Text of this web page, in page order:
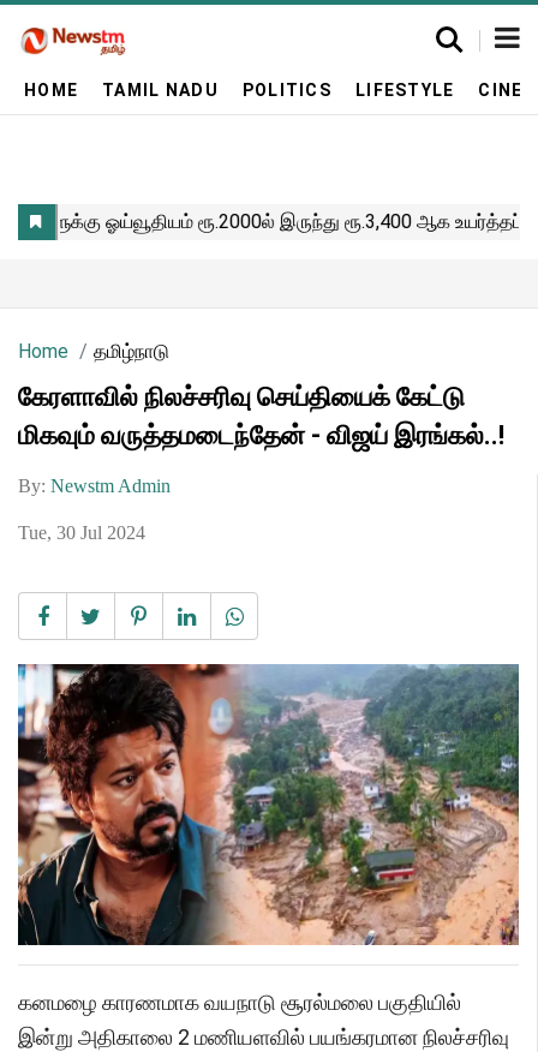
HOME TAMIL NADU POLITICS LIFESTYLE
Home தமிழ்நாடு
கேரளாவில் நிலச்சரிவு செய்தியைக் கேட்டு
மிகவும் வருத்தமடைந்தேன் - விஜய் இரங்கல்..!
By: Newstm Admin
Tue, 30 Jul 2024
கனமழை காரணமாக வயநாடு சூரல்மலை பகுதியில்
இன்று அதிகாலை 2 மணியளவில் பயங்கரமான நிலச்சரிவு